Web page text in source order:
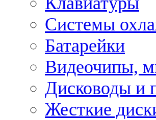
Системы
Батарейки
Видеочипы,
Дисководы и
Жесткие